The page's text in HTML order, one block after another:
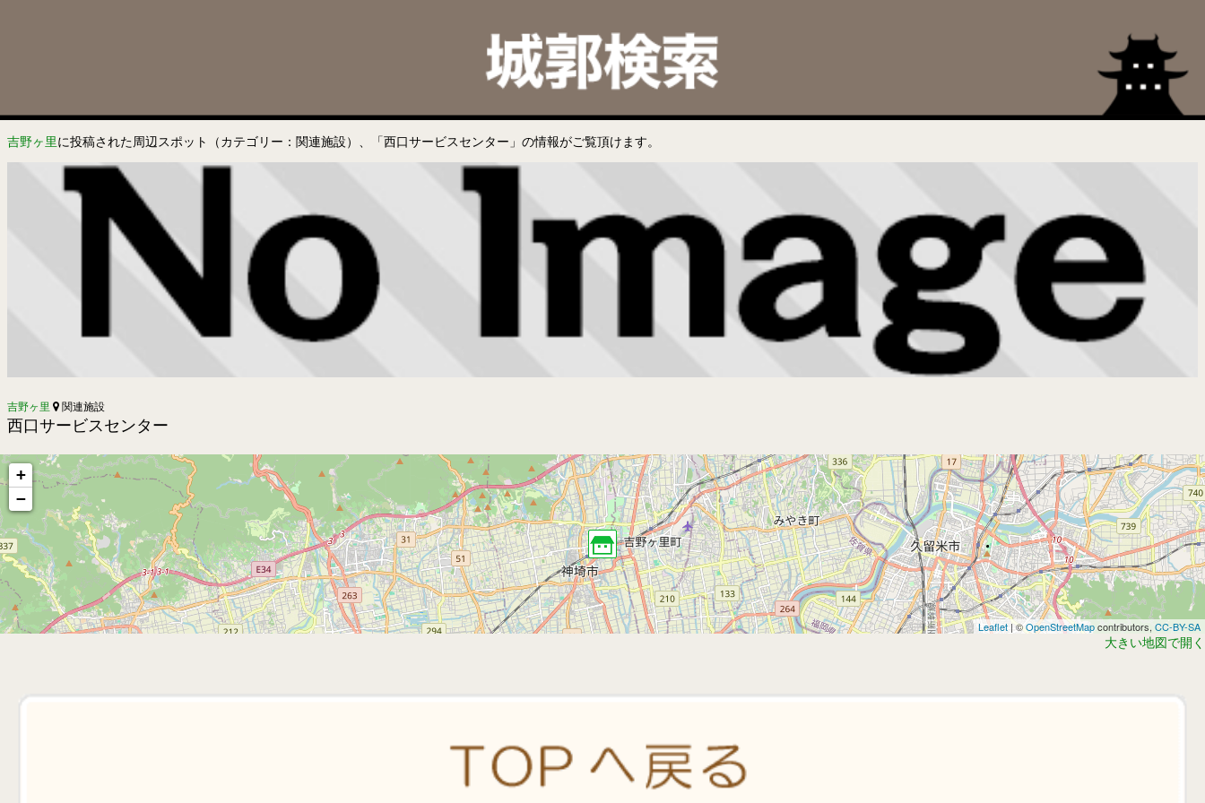
吉野ヶ里に投稿された周辺スポット（カテゴリー：関連施設）、「西口サービスセンター」の情報がご覧頂けます。
吉野ヶ里 関連施設
西口サービスセンター
+
−
Leaflet | ©OpenStreetMapcontributors,CC-BY-SA
大きい地図で開く